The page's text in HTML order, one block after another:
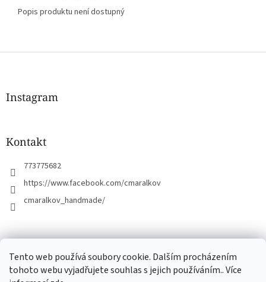
Tento web používá soubory cookie. Dalším procházením
tohoto webu vyjadřujete souhlas s jejich používáním.. Více
Popis produktu není dostupný
Z
Instagram
Kontakt
773775682
https://www.facebook.com/cmaralkov
cmaralkov_handmade/